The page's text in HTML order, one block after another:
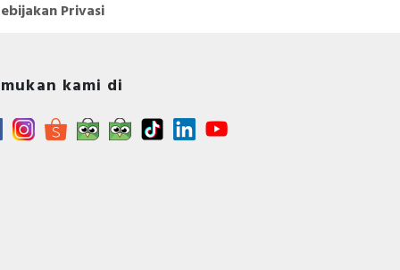
Privasi
kami di